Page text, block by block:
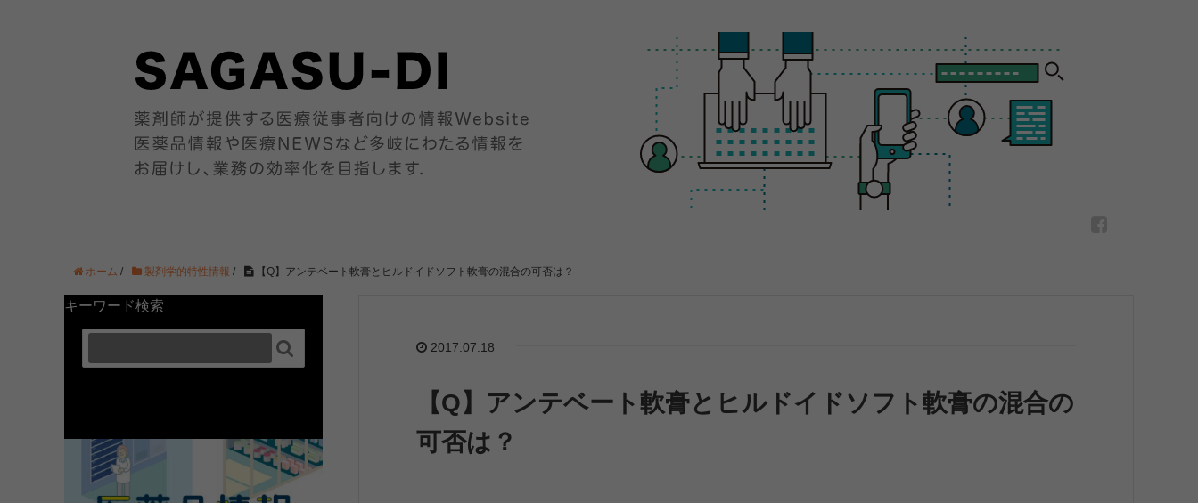
ホーム / 製剤学的特性情報 / 【Q】アンテベート軟膏とヒルドイドソフト軟膏の混合の可否は？
2017.07.18
【Q】アンテベート軟膏とヒルドイドソフト軟膏の混合の
可否は？
キーワード検索
